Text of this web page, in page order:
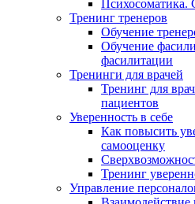
Психосоматика.
Тренинг тренеров
Обучение
Обучение
фасилитации
Тренинги для врачей
Тренинг для
пациентов
Уверенность в себе
Как повысить
самооценку
Тренинг
Управление